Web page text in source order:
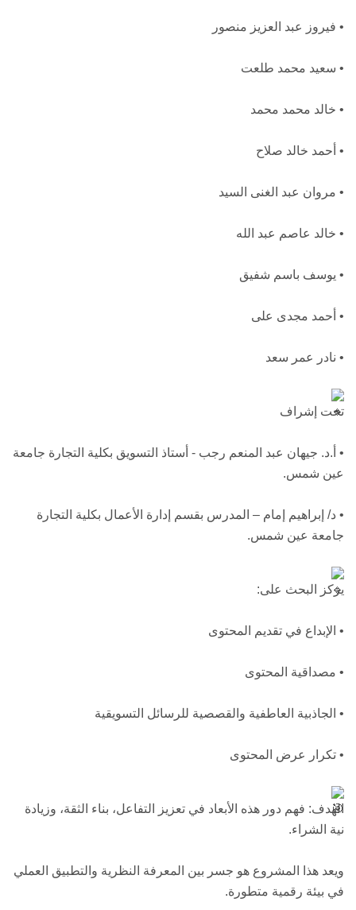
• فيروز عبد العزيز منصور
• سعيد محمد طلعت
• خالد محمد محمد
• أحمد خالد صلاح
• مروان عبد الغنى السيد
• خالد عاصم عبد الله
• يوسف باسم شفيق
• أحمد مجدى على
• نادر عمر سعد
تحت إشراف
• أ.د. جيهان عبد المنعم رجب - أستاذ التسويق بكلية التجارة جامعة
عين شمس.
• د/ إبراهيم إمام – المدرس بقسم إدارة الأعمال بكلية التجارة
جامعة عين شمس.
يركز البحث على:
• الإبداع في تقديم المحتوى
• مصداقية المحتوى
• الجاذبية العاطفية والقصصية للرسائل التسويقية
• تكرار عرض المحتوى
الهدف: فهم دور هذه الأبعاد في تعزيز التفاعل، بناء الثقة، وزيادة
نية الشراء.
ويعد هذا المشروع هو جسر بين المعرفة النظرية والتطبيق العملي
في بيئة رقمية متطورة.